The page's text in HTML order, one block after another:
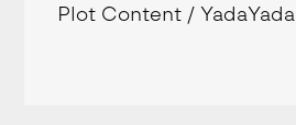
Plot Content / YadaYada